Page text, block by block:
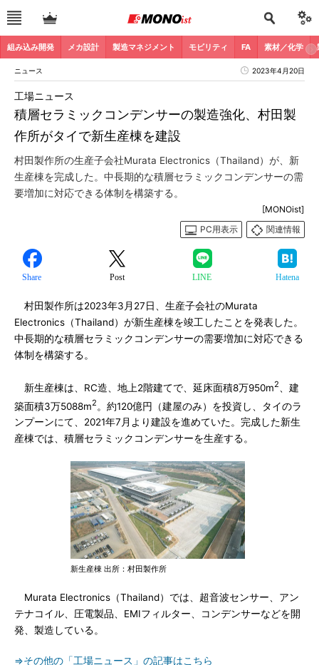
組み込み開発 メカ設計 製造マネジメント モビリティ FA 素材／化学
ニュース 2023年4月20日
積層セラミックコンデンサーの製造強化、村田製
作所がタイで新生産棟を建設
工場ニュース
村田製作所の生産子会社Murata Electronics（Thailand）が、新
生産棟を完成した。中長期的な積層セラミックコンデンサーの需
要増加に対応できる体制を構築する。
[MONOist]
PC用表示
関連情報
Share Post LINE Hatena
村田製作所は2023年3月27日、生産子会社のMurata
Electronics（Thailand）が新生産棟を竣工したことを発表した。
中長期的な積層セラミックコンデンサーの需要増加に対応できる
体制を構築する。
新生産棟は、RC造、地上2階建てで、延床面積8万950m2
、建
築面積3万5088m2
。約120億円（建屋のみ）を投資し、タイのラ
ンプーンにて、2021年7月より建設を進めていた。完成した新生
産棟では、積層セラミックコンデンサーを生産する。
新生産棟 出所：村田製作所
Murata Electronics（Thailand）では、超音波センサー、アン
テナコイル、圧電製品、EMIフィルター、コンデンサーなどを開
発、製造している。
⇒その他の「工場ニュース」の記事はこちら